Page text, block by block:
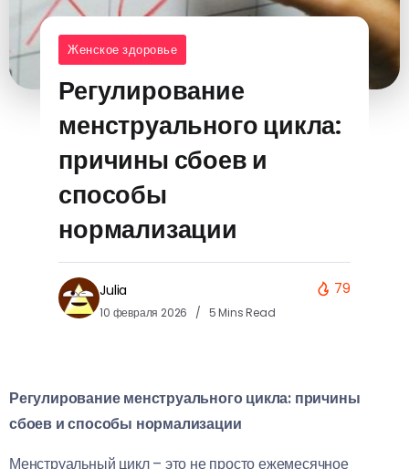
Женское здоровье
Регулирование
менструального цикла:
причины сбоев и
способы
нормализации
Julia
10 февраля 2026 5 Mins Read
79
Регулирование менструального цикла: причины
сбоев и способы нормализации
Менструальный цикл – это не просто ежемесячное